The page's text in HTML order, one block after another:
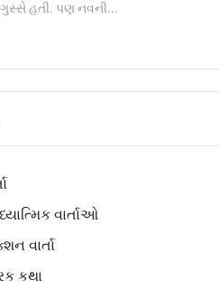
હતી. પણ નવની...
વાર્તાઓ
વાર્તા
કથા